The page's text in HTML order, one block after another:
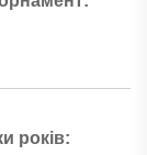
років: